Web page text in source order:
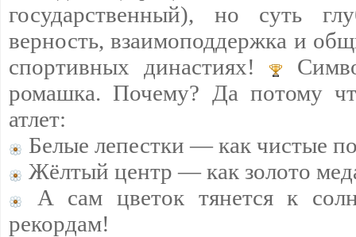
государственный), но суть
верность, взаимоподдержка и
спортивных династиях!
ромашка. Почему? Да потому
атлет:
Белые лепестки — как чистые
Жёлтый центр — как золото
А сам цветок тянется к
рекордам!